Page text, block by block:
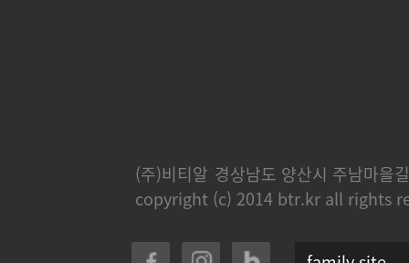
(주)비티알 경상남도 양산시 주남마을
copyright (c) 2014 btr.kr all rights